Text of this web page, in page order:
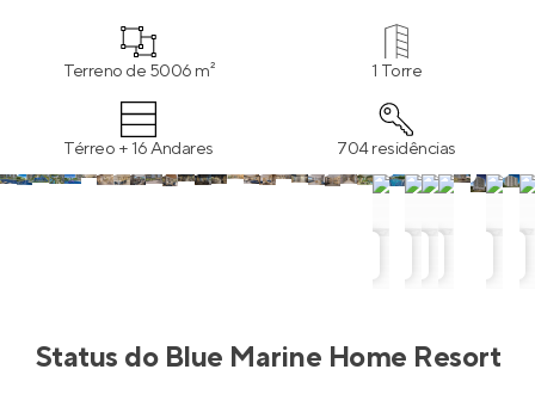
Terreno de 5006 m² 1 Torre
Térreo + 16 Andares 704 residências
Status do Blue Marine Home Resort